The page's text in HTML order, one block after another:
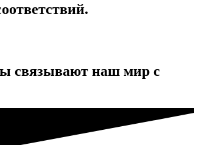
связывают наш мир с